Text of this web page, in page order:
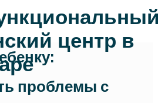
центр в
проблемы с